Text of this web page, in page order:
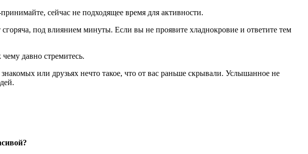
сейчас не подходящее время для активности.
сгоряча, под влиянием минуты. Если вы не проявите хладнокровие и ответите тем
чему давно стремитесь.
или друзьях нечто такое, что от вас раньше скрывали. Услышанное не